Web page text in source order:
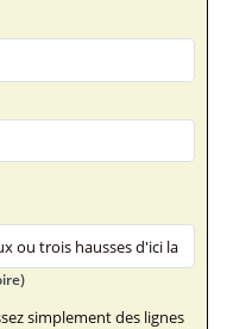
simplement des lignes